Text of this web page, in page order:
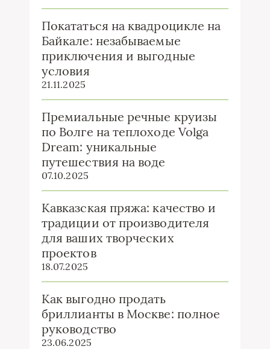
Покататься на квадроцикле на
Байкале: незабываемые
приключения и выгодные
условия
21.11.2025
Премиальные речные круизы
по Волге на теплоходе Volga
Dream: уникальные
путешествия на воде
07.10.2025
Кавказская пряжа: качество и
традиции от производителя
для ваших творческих
проектов
18.07.2025
Как выгодно продать
бриллианты в Москве: полное
руководство
23.06.2025